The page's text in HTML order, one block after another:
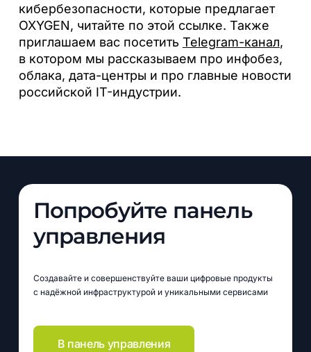
кибербезопасности, которые предлагает
OXYGEN, читайте по этой ссылке. Также
приглашаем вас посетить Telegram-канал,
в котором мы рассказываем про инфобез,
облака, дата-центры и про главные новости
российской IT-индустрии.
Попробуйте панель
управления
Создавайте и совершенствуйте ваши цифровые продукты
с надёжной инфраструктурой и уникальными сервисами
В панель управления